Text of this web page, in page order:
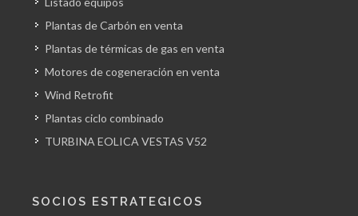
Plantas de Carbón en venta
Plantas de térmicas de gas en venta
Motores de cogeneración en venta
Wind Retrofit
Plantas ciclo combinado
TURBINA EOLICA VESTAS V52
SOCIOS ESTRATEGICOS